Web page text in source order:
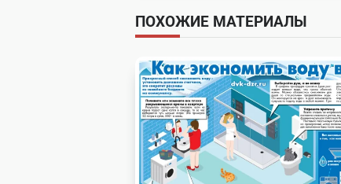
subtitle
screen-
reader-
text">Page</span>
ПОХОЖИЕ МАТЕРИАЛЫ